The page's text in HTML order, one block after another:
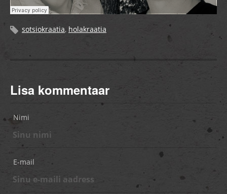
sotsiokraatia, holakraatia
Lisa kommentaar
Nimi
E-mail